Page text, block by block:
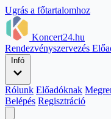
Ugrás a főtartalomhoz
Koncert24.hu
Rendezvényszervezés
Infó
Rólunk Előadóknak
Belépés Regisztráció